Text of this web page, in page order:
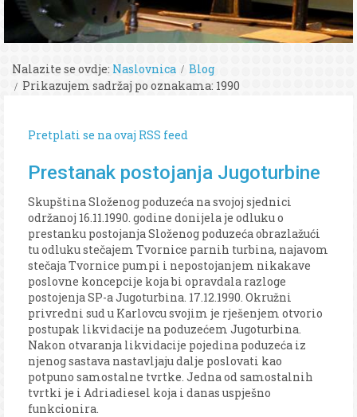
Nalazite se ovdje: Naslovnica
Blog
Prikazujem sadržaj po oznakama: 1990
Pretplati se na ovaj RSS feed
Prestanak postojanja Jugoturbine
Skupština Složenog poduzeća na svojoj sjednici
održanoj 16.11.1990. godine donijela je odluku o
prestanku postojanja Složenog poduzeća obrazlažući
tu odluku stečajem Tvornice parnih turbina, najavom
stečaja Tvornice pumpi i nepostojanjem nikakave
poslovne koncepcije koja bi opravdala razloge
postojenja SP-a Jugoturbina. 17.12.1990. Okružni
privredni sud u Karlovcu svojim je rješenjem otvorio
postupak likvidacije na poduzećem Jugoturbina.
Nakon otvaranja likvidacije pojedina poduzeća iz
njenog sastava nastavljaju dalje poslovati kao
potpuno samostalne tvrtke. Jedna od samostalnih
tvrtki je i Adriadiesel koja i danas uspješno
funkcionira.